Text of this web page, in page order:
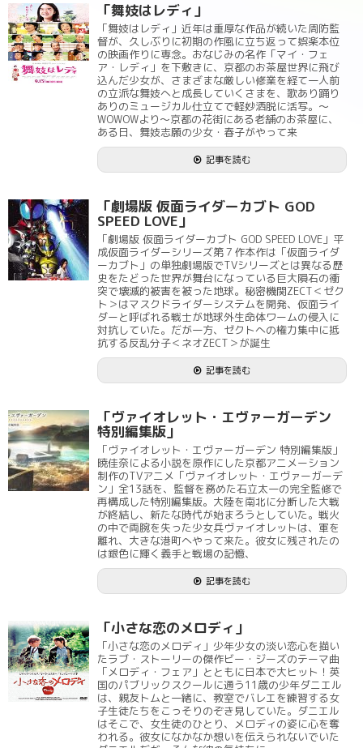
「舞妓はレディ」
「舞妓はレディ」近年は重厚な作品が続いた周防監
督が、久しぶりに初期の作風に立ち返って娯楽本位
の映画作りに専念。おなじみの名作「マイ・フェ
ア・レディ」を下敷きに、京都のお茶屋世界に飛び
込んだ少女が、さまざまな厳しい修業を経て一人前
の立派な舞妓へと成長していくさまを、歌あり踊り
ありのミュージカル仕立てで軽妙洒脱に活写。～
WOWOWより～京都の花街にある老舗のお茶屋に、
ある日、舞妓志願の少女・春子がやって来
記事を読む
「劇場版 仮面ライダーカブト GOD
SPEED LOVE」
「劇場版 仮面ライダーカブト GOD SPEED LOVE」平
成仮面ライダーシリーズ第７作本作は「仮面ライダ
ーカブト」の単独劇場版でTVシリーズとは異なる歴
史をたどった世界が舞台になっている巨大隕石の衝
突で壊滅的被害を被った地球。秘密機関ZECT＜ゼク
ト＞はマスクドライダーシステムを開発、仮面ライ
ダーと呼ばれる戦士が地球外生命体ワームの侵入に
対抗していた。だが一方、ゼクトへの権力集中に抵
抗する反乱分子＜ネオZECT＞が誕生
記事を読む
「ヴァイオレット・エヴァーガーデン
特別編集版」
「ヴァイオレット・エヴァーガーデン 特別編集版」
暁佳奈による小説を原作にした京都アニメーション
制作のTVアニメ「ヴァイオレット・エヴァーガーデ
ン」全13話を、監督を務めた石立太一の完全監修で
再構成した特別編集版。大陸を南北に分断した大戦
が終結し、新たな時代が始まろうとしていた。戦火
の中で両腕を失った少女兵ヴァイオレットは、軍を
離れ、大きな港町へやって来た。彼女に残されたの
は銀色に輝く義手と戦場の記憶、
記事を読む
「小さな恋のメロディ」
「小さな恋のメロディ」少年少女の淡い恋心を描い
たラブ・ストーリーの傑作ビー・ジーズのテーマ曲
「メロディ・フェア」とともに日本で大ヒット！英
国のパブリックスクールに通う11歳の少年ダニエル
は、親友トムと一緒に、教室でバレエを練習する女
子生徒たちをこっそりのぞき見していた。ダニエル
はそこで、女生徒のひとり、メロディの姿に心を奪
われる。彼女になかなか想いを伝えられないでいた